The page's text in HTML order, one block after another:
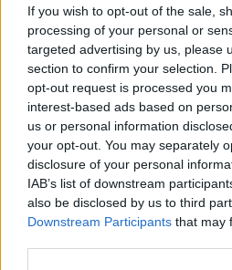
If you wish to opt-out of the sale,
processing of your personal or
targeted advertising by us, please
section to confirm your selection.
opt-out request is processed you
interest-based ads based on
us or personal information
your opt-out. You may separately
disclosure of your personal
IAB’s list of downstream
also be disclosed by us to third
Downstream Participants that may